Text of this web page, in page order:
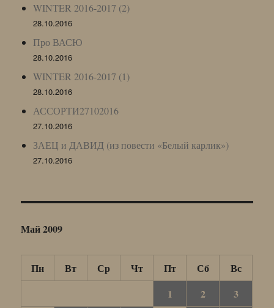
WINTER 2016-2017 (2)
28.10.2016
Про ВАСЮ
28.10.2016
WINTER 2016-2017 (1)
28.10.2016
АССОРТИ27102016
27.10.2016
ЗАЕЦ и ДАВИД (из повести «Белый карлик»)
27.10.2016
Май 2009
Пн Вт Ср Чт Пт Сб
Вс
1
2 3